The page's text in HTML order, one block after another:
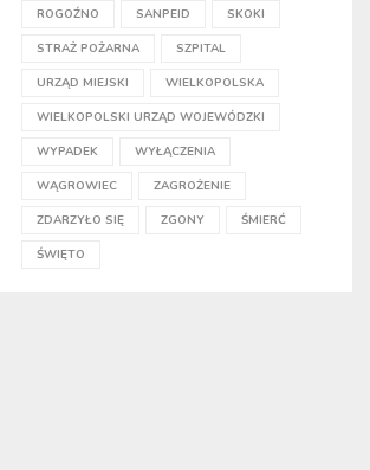
ROGOŹNO SANPEID SKOKI
STRAŻ POŻARNA SZPITAL
URZĄD MIEJSKI WIELKOPOLSKA
WIELKOPOLSKI URZĄD WOJEWÓDZKI
WYPADEK WYŁĄCZENIA
WĄGROWIEC ZAGROŻENIE
ZDARZYŁO SIĘ ZGONY ŚMIERĆ
ŚWIĘTO